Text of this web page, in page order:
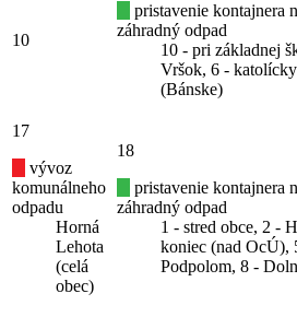
10
pristavenie kontajnera
záhradný odpad
10 - pri základnej
Vršok, 6 -
(Bánske)
17
vývoz
komunálneho
odpadu
Horná
Lehota
(celá
obec)
18
pristavenie kontajnera
záhradný odpad
1 - stred obce, 2 -
koniec (nad OcÚ),
Podpolom, 8 -